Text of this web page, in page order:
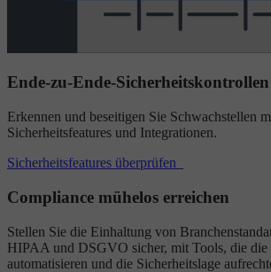
Ende-zu-Ende-Sicherheitskontrollen
Erkennen und beseitigen Sie Schwachstellen
Sicherheitsfeatures und Integrationen.
Sicherheitsfeatures überprüfen
Compliance mühelos erreichen
Stellen Sie die Einhaltung von
HIPAA und DSGVO sicher, mit Tools, die die
automatisieren und die Sicherheitslage